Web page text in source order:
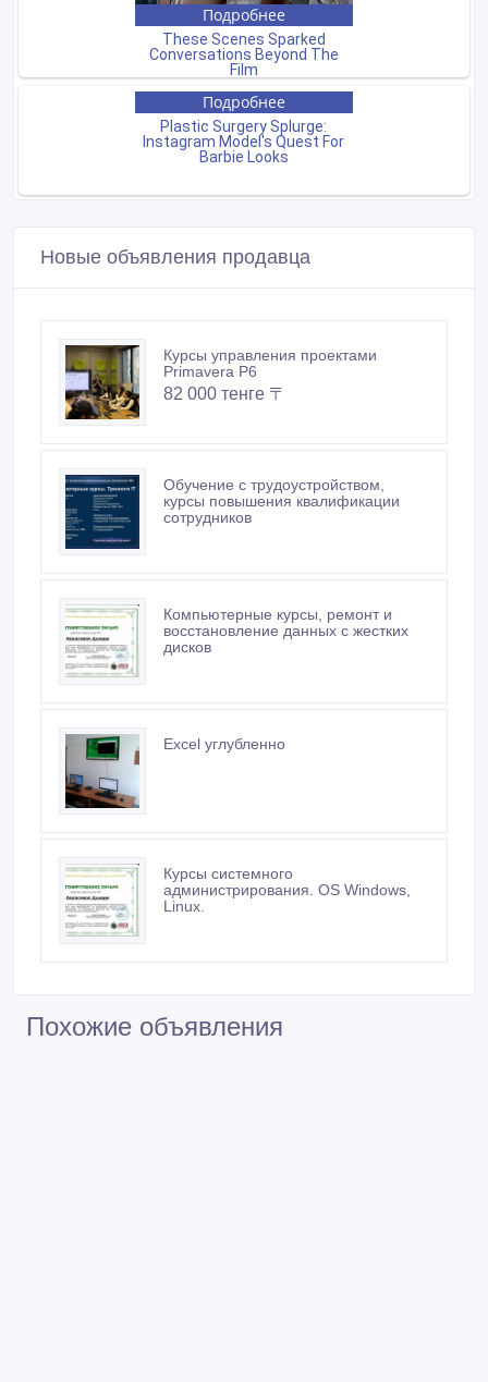
Новые объявления продавца
Курсы управления проектами
Primavera P6
82 000 тенге 〒
Обучение с трудоустройством,
курсы повышения квалификации
сотрудников
Компьютерные курсы, ремонт и
восстановление данных с жестких
дисков
Excel углубленно
Курсы системного
администрирования. OS Windows,
Linux.
Похожие объявления